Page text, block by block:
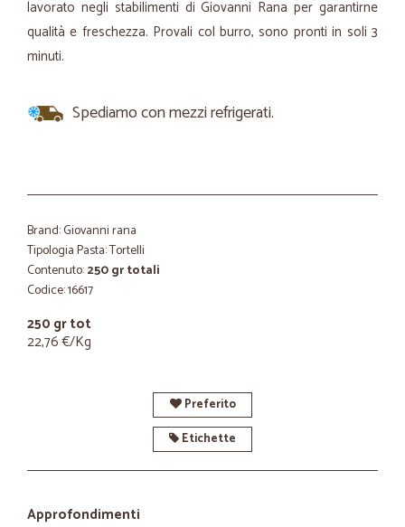
lavorato negli stabilimenti di Giovanni Rana per garantirne
qualità e freschezza. Provali col burro, sono pronti in soli 3
minuti.
Spediamo con mezzi refrigerati.
Brand: Giovanni rana
Tipologia Pasta: Tortelli
Contenuto:250 gr totali
Codice: 16617
250 gr tot
22,76 €/Kg
Preferito
Etichette
Approfondimenti